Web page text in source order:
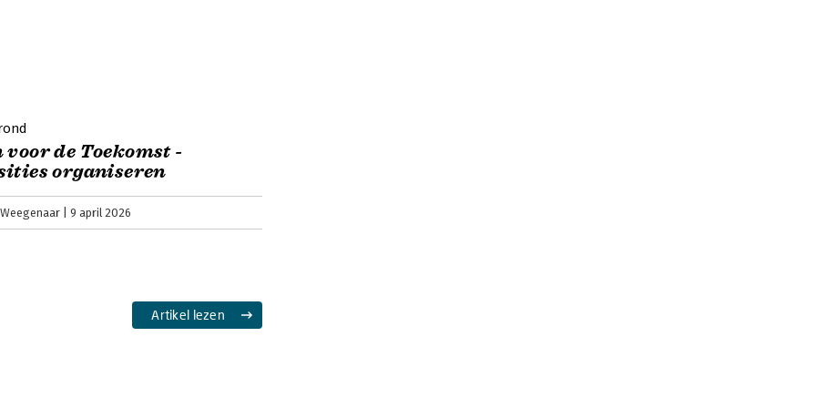
om maatschappelijke
klantrelaties. Dat is de boodschap
voor de Toekomst -
organiseren
9 april 2026
Artikel lezen